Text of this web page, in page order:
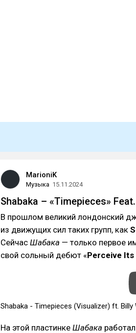
MarioniK
Музыка 15.11.2024
Shabaka – «Timepieces»
В прошлом великий лондонский
из движущих сил таких групп, как
Сейчас Шабака — только первое
свой сольный дебют «Perceive Its
Shabaka - Timepieces (Visualizer) ft. Billy
На этой пластинке Шабака